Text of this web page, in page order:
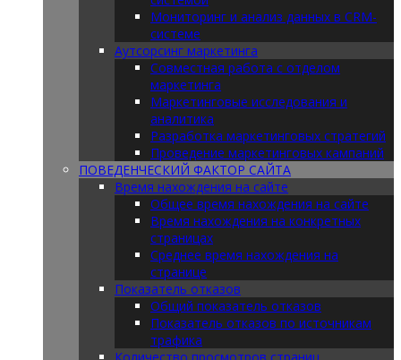
Мониторинг и анализ данных в CRM-
системе
Аутсорсинг маркетинга
Совместная работа с отделом
маркетинга
Маркетинговые исследования и
аналитика
Разработка маркетинговых стратегий
Проведение маркетинговых кампаний
ПОВЕДЕНЧЕСКИЙ ФАКТОР САЙТА
Время нахождения на сайте
Общее время нахождения на сайте
Время нахождения на конкретных
страницах
Среднее время нахождения на
странице
Показатель отказов
Общий показатель отказов
Показатель отказов по источникам
трафика